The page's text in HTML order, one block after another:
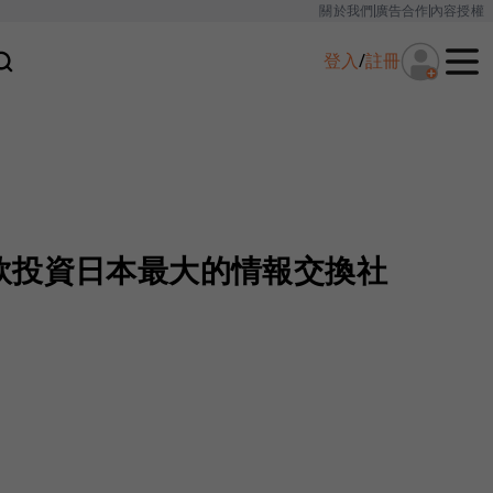
關於我們廣告合作內容授權
登入/註冊
資日本最大的情報交換社